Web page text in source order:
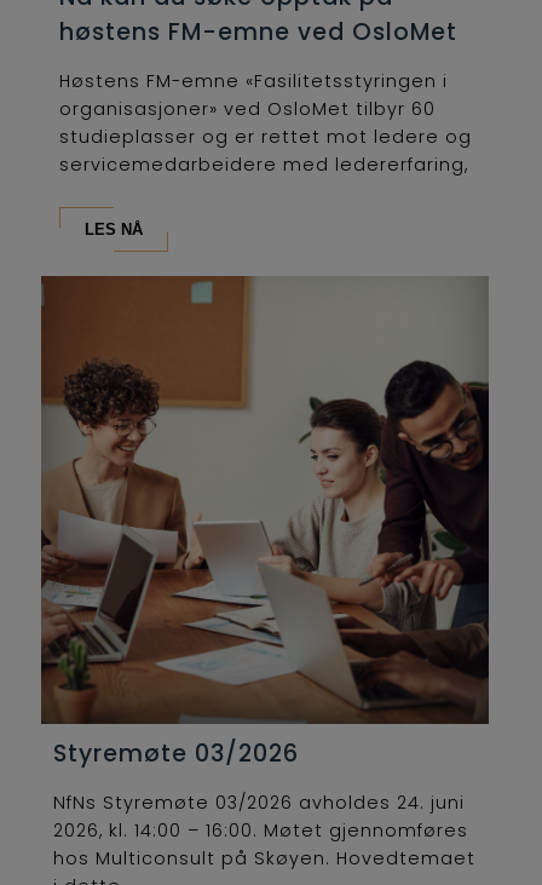
høstens FM-emne ved OsloMet
Høstens FM-emne «Fasilitetsstyringen i
organisasjoner» ved OsloMet tilbyr 60
studieplasser og er rettet mot ledere og
servicemedarbeidere med ledererfaring,
LES NÅ
Styremøte 03/2026
NfNs Styremøte 03/2026 avholdes 24. juni
2026, kl. 14:00 – 16:00. Møtet gjennomføres
hos Multiconsult på Skøyen. Hovedtemaet